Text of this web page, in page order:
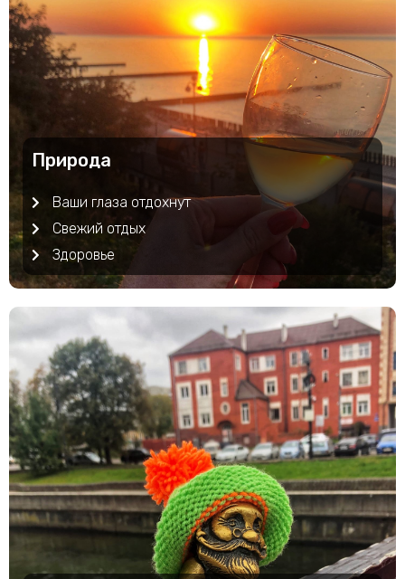
Природа
Ваши глаза отдохнут
Свежий отдых
Здоровье